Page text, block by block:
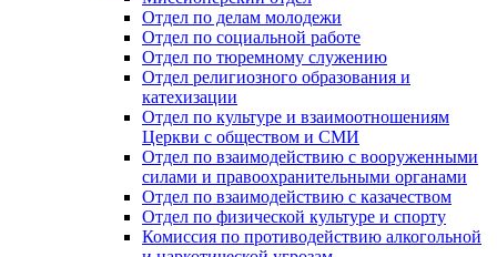
Отдел по делам молодежи
Отдел по социальной работе
Отдел по тюремному служению
Отдел религиозного образования и
катехизации
Отдел по культуре и взаимоотношениям
Церкви с обществом и СМИ
Отдел по взаимодействию с вооруженными
силами и правоохранительными органами
Отдел по взаимодействию с казачеством
Отдел по физической культуре и спорту
Комиссия по противодействию алкогольной